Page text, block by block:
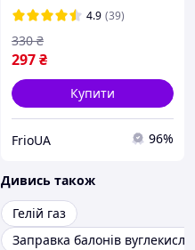
4.9 (39)
297₴
330 ₴
Купити
FrioUA 96%
Дивись також
Гелій газ
Заправка балонів